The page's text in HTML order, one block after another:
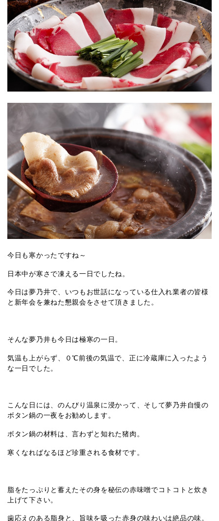
今日も寒かったですね～
日本中が寒さで凍える一日でしたね。
今日は夢乃井で、いつもお世話になっている仕入れ業者の皆様
と新年会を兼ねた懇親会をさせて頂きました。
そんな夢乃井も今日は極寒の一日。
気温も上がらず、０℃前後の気温で、正に冷蔵庫に入ったよう
な一日でした。
こんな日には、のんびり温泉に浸かって、そして夢乃井自慢の
ボタン鍋の一夜をお勧めします。
ボタン鍋の材料は、言わずと知れた猪肉。
寒くなればなるほど珍重される食材です。
脂をたっぷりと蓄えたその身を秘伝の赤味噌でコトコトと炊き
上げて下さい。
歯応えのある脂身と、旨味を吸った赤身の味わいは絶品の味。